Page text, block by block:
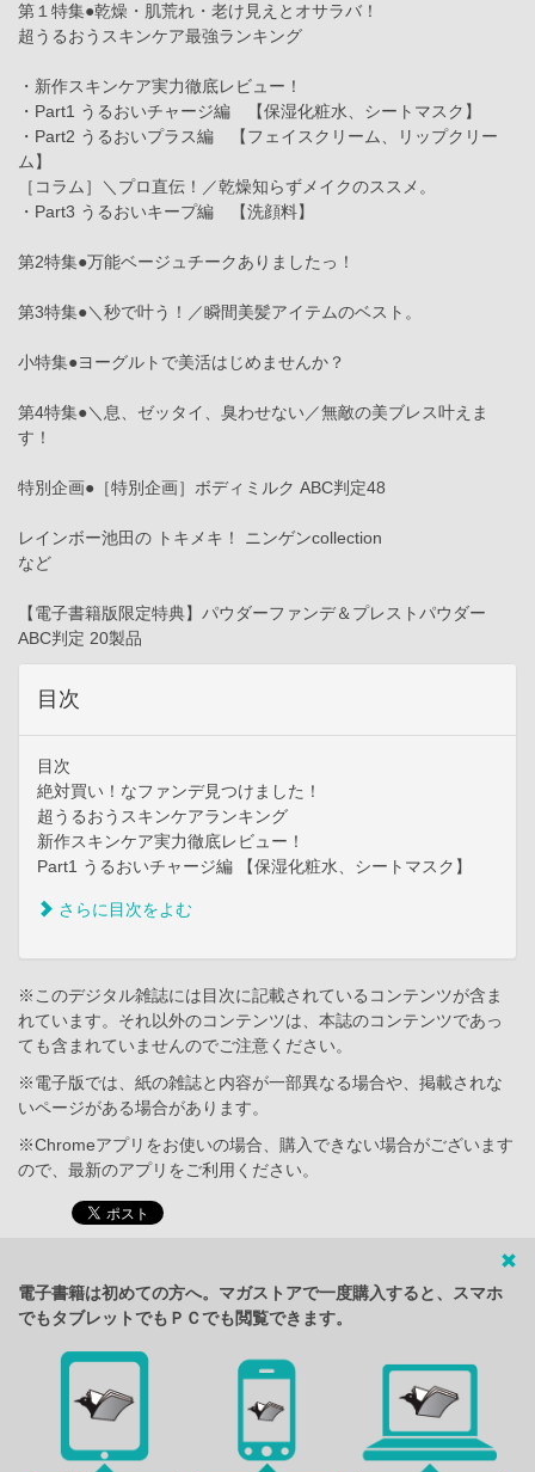
第１特集●乾燥・肌荒れ・老け見えとオサラバ！
超うるおうスキンケア最強ランキング
・新作スキンケア実力徹底レビュー！
・Part1 うるおいチャージ編 【保湿化粧水、シートマスク】
・Part2 うるおいプラス編 【フェイスクリーム、リップクリー
ム】
［コラム］＼プロ直伝！／乾燥知らずメイクのススメ。
・Part3 うるおいキープ編 【洗顔料】
第2特集●万能ベージュチークありましたっ！
第3特集●＼秒で叶う！／瞬間美髪アイテムのベスト。
小特集●ヨーグルトで美活はじめませんか？
第4特集●＼息、ゼッタイ、臭わせない／無敵の美ブレス叶えま
す！
特別企画●［特別企画］ボディミルク ABC判定48
レインボー池田の トキメキ！ ニンゲンcollection
など
【電子書籍版限定特典】パウダーファンデ＆プレストパウダー
ABC判定 20製品
目次
目次
絶対買い！なファンデ見つけました！
超うるおうスキンケアランキング
新作スキンケア実力徹底レビュー！
Part1 うるおいチャージ編 【保湿化粧水、シートマスク】
さらに目次をよむ
※このデジタル雑誌には目次に記載されているコンテンツが含ま
れています。それ以外のコンテンツは、本誌のコンテンツであっ
ても含まれていませんのでご注意ください。
※電子版では、紙の雑誌と内容が一部異なる場合や、掲載されな
いページがある場合があります。
※Chromeアプリをお使いの場合、購入できない場合がございます
ので、最新のアプリをご利用ください。
電子書籍は初めての方へ。マガストアで一度購入すると、スマホ
でもタブレットでもＰＣでも閲覧できます。